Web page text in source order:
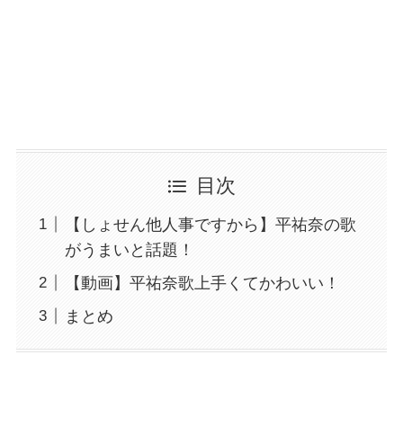
目次
【しょせん他人事ですから】平祐奈の歌
がうまいと話題！
【動画】平祐奈歌上手くてかわいい！
まとめ